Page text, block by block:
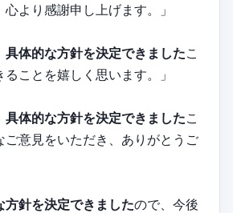
心より感謝申し上げます。」
具体的な方針を決定できましたこ
ことを嬉しく思います。」
具体的な方針を決定できましたこ
ご意見をいただき、ありがとうご
方針を決定できましたので、今後